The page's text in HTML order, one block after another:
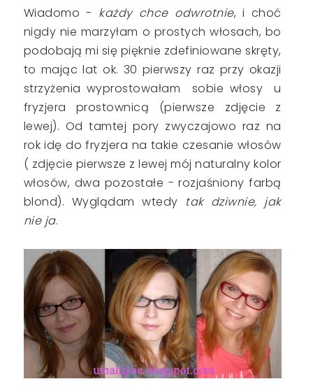
Wiadomo - każdy chce odwrotnie, i choć
nigdy nie marzyłam o prostych włosach, bo
podobają mi się pięknie zdefiniowane skręty,
to mając lat ok. 30 pierwszy raz przy okazji
strzyżenia wyprostowałam sobie włosy u
fryzjera prostownicą (pierwsze zdjęcie z
lewej). Od tamtej pory zwyczajowo raz na
rok idę do fryzjera na takie czesanie włosów
( zdjęcie pierwsze z lewej mój naturalny kolor
włosów, dwa pozostałe - rozjaśniony farbą
blond). Wyglądam wtedy tak dziwnie, jak
nie ja.